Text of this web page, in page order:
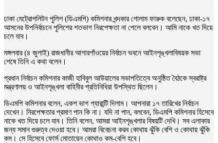
ঢাকা মেট্রোপলিটন পুলিশ (ডিএমপি) কমিশনার খন্দকার গোলাম ফারুক বলেছেন, ঢাকা-১৭
আসনের উপনির্বাচনে পুলিশের শতভাগ নিরপেক্ষতা না পেলে বলবেন। আমি নাকে খত দিয়ে
চলে যাব।
মঙ্গলবার (৪ জুলাই) রাজধানীর আগারগাঁওয়ের নির্বাচন ভবনে আইনশৃঙ্খলাবিষয়ক সভা
শেষে তিনি এ কথা বলেন।
প্রধান নির্বাচন কমিশনার কাজী হাবিবুল আউয়ালের সভাপতিত্বে অনুষ্ঠিত বৈঠকে স্বরাষ্ট্র
মন্ত্রণালয় ও আইনশৃঙ্খলা বাহিনীর প্রতিনিধিরা উপস্থিত ছিলেন।
ডিএমপি কমিশনার বলেন, একশ ভাগ গ্যারান্টি দিলাম। আপনারা ১৭ তারিখের নির্বাচন
দেখেন। নিরপেক্ষতার প্রমাণ পান কি না। যদি না পান, বলবেন, ডিএমপি কমিশনার হিসেবে
নাকে খত দিয়ে চলে যাব। তিনি বলেন, আমরা আইনশৃঙ্খলার বিষয়টি দেখি। সব এলাকার
জন্য সমান গুরুত্ব দেওয়া হবে। আমরা বিবেচনা করব কোথায় ঝুঁকি বেশি ও কোথায় ঝুঁকি
কম। সে হিসেবে ফোর্স মোতায়েন কোথাও কম-বেশি হবে।